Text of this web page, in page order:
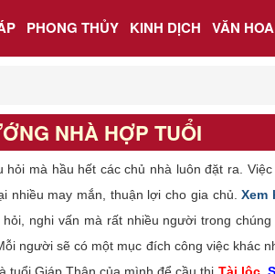
PHONG THỦY KINH DỊCH VĂN
NHÀ HỢP TUỔI
mà hầu hết các chủ nhà luôn đặt ra.
nhiều may mắn, thuận lợi cho gia chủ.Xem
nghi vấn mà rất nhiều người trong
người sẽ có một mục đích công việc khác